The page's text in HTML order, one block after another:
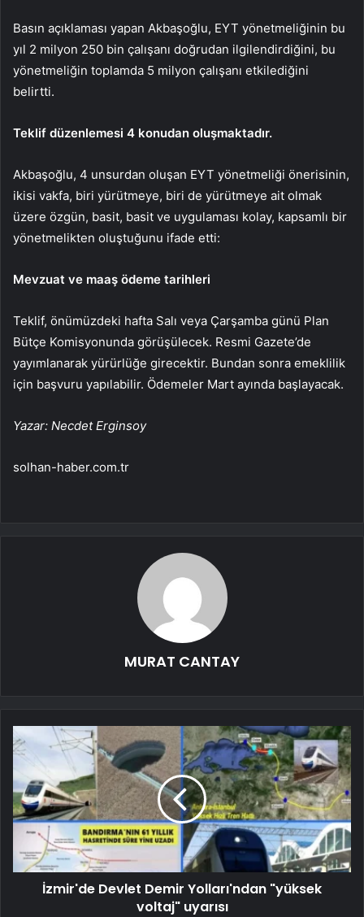
Basın açıklaması yapan Akbaşoğlu, EYT yönetmeliğinin bu
yıl 2 milyon 250 bin çalışanı doğrudan ilgilendirdiğini, bu
yönetmeliğin toplamda 5 milyon çalışanı etkilediğini
belirtti.
Teklif düzenlemesi 4 konudan oluşmaktadır.
Akbaşoğlu, 4 unsurdan oluşan EYT yönetmeliği önerisinin,
ikisi vakfa, biri yürütmeye, biri de yürütmeye ait olmak
üzere özgün, basit, basit ve uygulaması kolay, kapsamlı bir
yönetmelikten oluştuğunu ifade etti:
Mevzuat ve maaş ödeme tarihleri
Teklif, önümüzdeki hafta Salı veya Çarşamba günü Plan
Bütçe Komisyonunda görüşülecek. Resmi Gazete’de
yayımlanarak yürürlüğe girecektir. Bundan sonra emeklilik
için başvuru yapılabilir. Ödemeler Mart ayında başlayacak.
Yazar: Necdet Erginsoy
solhan-haber.com.tr
MURAT CANTAY
İzmir'de Devlet Demir Yolları'ndan "yüksek
voltaj" uyarısı